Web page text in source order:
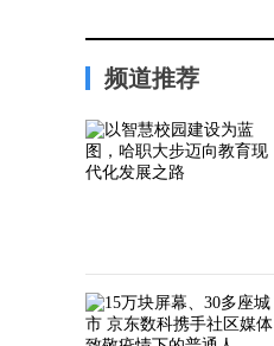
频道推荐